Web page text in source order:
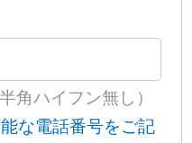
ハイフン無し）
な電話番号をご記